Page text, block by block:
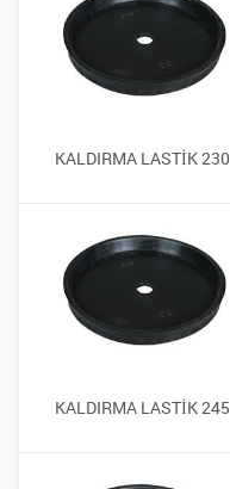
KALDIRMA LASTİK 230
KALDIRMA LASTİK 245